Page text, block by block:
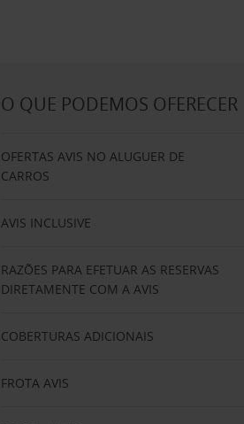
O QUE PODEMOS OFERECER
OFERTAS AVIS NO ALUGUER DE
CARROS
AVIS INCLUSIVE
RAZÕES PARA EFETUAR AS RESERVAS
DIRETAMENTE COM A AVIS
COBERTURAS ADICIONAIS
FROTA AVIS